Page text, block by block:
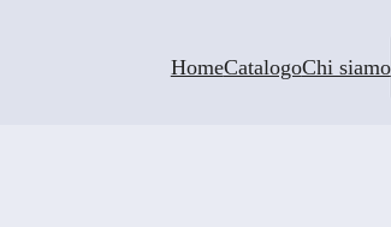
HomeCatalogoChi siamo